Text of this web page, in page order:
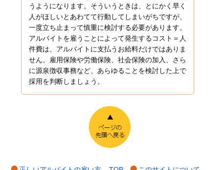
うようになります。そういうときは、とにかく早く
人がほしいとあわてて行動してしまいがちですが、
一度立ち止まって慎重に検討する必要があります。
アルバイトを雇うことによって発生するコスト＝人
件費は、アルバイトに支払うお給料だけではありま
せん。雇用保険や労働保険、社会保険の加入、さら
に源泉徴収事務など、あらゆることを検討した上で
採用を判断しましょう。